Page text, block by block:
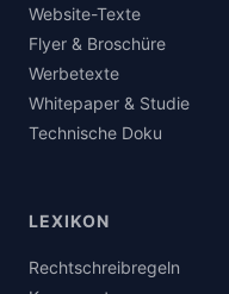
Website-Texte
Flyer & Broschüre
Werbetexte
Whitepaper & Studie
Technische Doku
LEXIKON
Rechtschreibregeln